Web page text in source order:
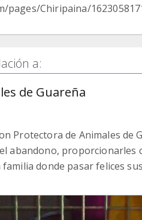
pages/Chiripaina/
a:
de Guareña
Protectora de Animales de
abandono, proporcionarles
donde pasar felices